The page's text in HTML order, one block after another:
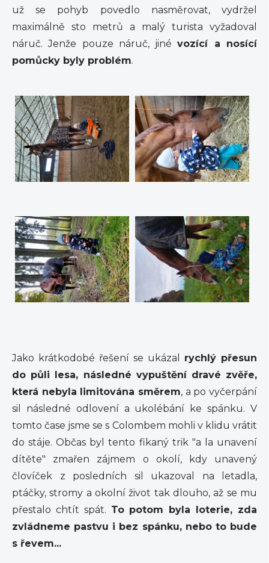
už se pohyb povedlo nasměrovat, vydržel
maximálně sto metrů a malý turista vyžadoval
náruč. Jenže pouze náruč, jinévozící a nosící
pomůcky byly problém.
Jako krátkodobé řešení se ukázal rychlý přesun
do půli lesa, následné vypuštění dravé zvěře,
která nebyla limitována směrem, a po vyčerpání
sil následné odlovení a ukolébání ke spánku. V
tomto čase jsme se s Colombem mohli v klidu vrátit
do stáje. Občas byl tento fikaný trik "a la unavení
dítěte" zmařen zájmem o okolí, kdy unavený
človíček z posledních sil ukazoval na letadla,
ptáčky, stromy a okolní život tak dlouho, až se mu
přestalo chtít spát. To potom byla loterie, zda
zvládneme pastvu i bez spánku, nebo to bude
s řevem...